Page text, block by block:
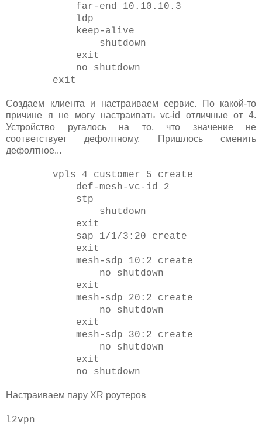
far-end 10.10.10.3
ldp
keep-alive
shutdown
exit
no shutdown
exit
Создаем клиента и настраиваем сервис. По какой-то
причине я не могу настраивать vc-id отличные от 4.
Устройство ругалось на то, что значение не
соответствует дефолтному. Пришлось сменить
дефолтное...
vpls 4 customer 5 create
def-mesh-vc-id 2
stp
shutdown
exit
sap 1/1/3:20 create
exit
mesh-sdp 10:2 create
no shutdown
exit
mesh-sdp 20:2 create
no shutdown
exit
mesh-sdp 30:2 create
no shutdown
exit
no shutdown
Настраиваем пару XR роутеров
l2vpn